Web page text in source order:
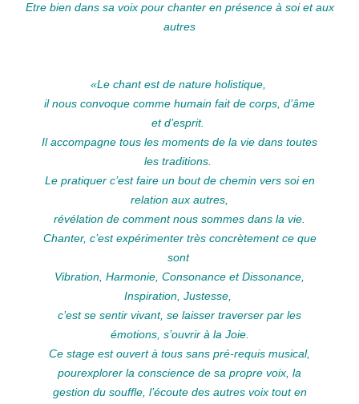
Etre bien dans sa voix pour chanter en présence à soi et aux
autres
«Le chant est de nature holistique,
il nous convoque comme humain fait de corps, d’âme
et d’esprit.
Il accompagne tous les moments de la vie dans toutes
les traditions.
Le pratiquer c’est faire un bout de chemin vers soi en
relation aux autres,
révélation de comment nous sommes dans la vie.
Chanter, c’est expérimenter très concrètement ce que
sont
Vibration, Harmonie, Consonance et Dissonance,
Inspiration, Justesse,
c’est se sentir vivant, se laisser traverser par les
émotions, s’ouvrir à la Joie.
Ce stage est ouvert à tous sans pré-requis musical,
pourexplorer la conscience de sa propre voix, la
gestion du souffle, l’écoute des autres voix tout en